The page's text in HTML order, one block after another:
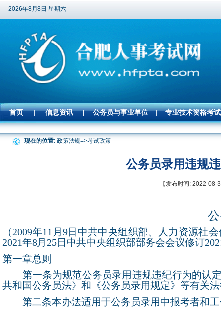
2026年8月8日 星期六
首页 | 信息资讯 | 公务员与事业单位 | 专业技术资格考试
现在的位置: 政策法规=>考试政策
公务员录用违规
【发布时间: 2022-
（2009年11 月 9日中共中央组织部、人力资源社
2021年8月 25日中共中央组织部部务会会议修订
第一章总则
第一条为规范公务员录用违规违纪行为的认定
共和国公务员法》和《公务员录用规定》等有关
第二条本办法适用于公务员录用中报考者和工